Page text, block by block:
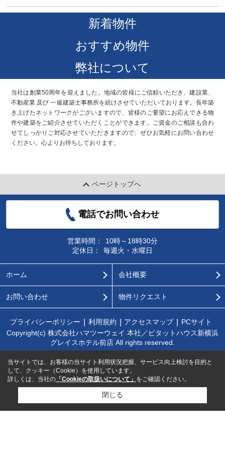
新着物件
おすすめ物件
弊社について
当社は創業50周年を迎えました。地域の皆様にご信頼いただき、建設業、
不動産業 及び 一級建築士事務所を続けさせていただいております。長年築
き上げたネットワークがございますので、皆様のご要望にお応えできる物
件や建築をご紹介させていただくことができます。ご資金のご相談も合わ
せてしっかりご対応させていただきますので、ぜひお気軽にお問い合わせ
ください。心よりお待ちしております。
ページトップへ
電話でお問い合わせ
営業時間：
10時～18時30分
定休日：
毎週火・水曜日
ホーム 会社概要
お問い合わせ 物件リクエスト
プライバシーポリシー 利用規約 アクセスマップ
PCサイト
Copyright(c) 株式会社ハマツーウェイ 本社／ピタットハウス新横浜
グレイスホテル前店 All rights reserved.
当サイトでは、お客様の当サイト利用状況把握、サービス向上検討を目的と
して、クッキー（Cookie）を使用しています。
詳しくは、当社の 「Cookieの取扱いについて」 をご確認ください。
閉じる